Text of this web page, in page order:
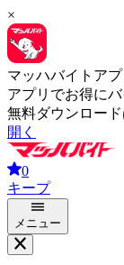
×
マッハバイトアプ
アプリでお得にバ
無料ダウンロー
開く
0
キープ
メニュー